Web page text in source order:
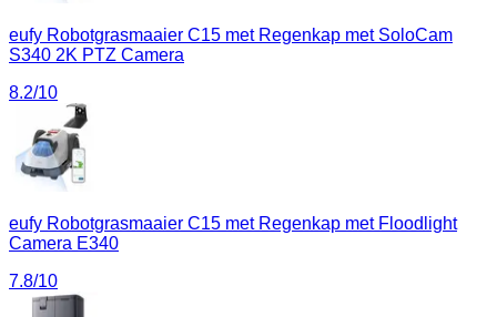
eufy Robotgrasmaaier C15 met Regenkap met SoloCam
S340 2K PTZ Camera
8.2/10
eufy Robotgrasmaaier C15 met Regenkap met Floodlight
Camera E340
7.8/10